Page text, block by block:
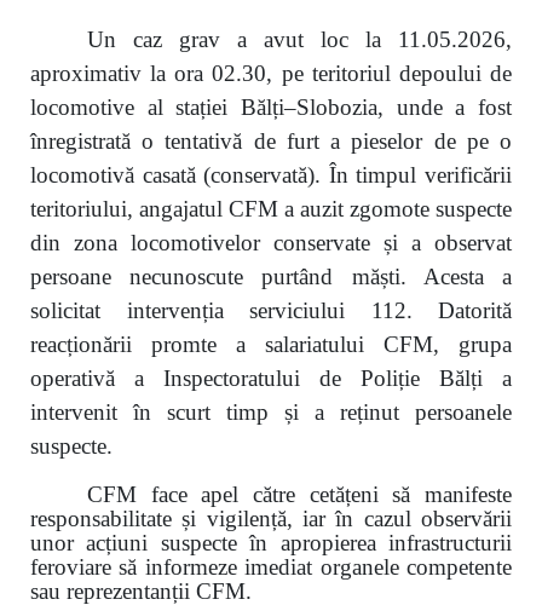
Un caz grav a avut loc la 11.05.2026,
aproximativ la ora 02.30, pe teritoriul depoului de
locomotive al stației Bălți–Slobozia, unde a fost
înregistrată o tentativă de furt a pieselor de pe o
locomotivă casată (conservată). În timpul verificării
teritoriului, angajatul CFM a auzit zgomote suspecte
din zona locomotivelor conservate și a observat
persoane necunoscute purtând măști. Acesta a
solicitat intervenția serviciului 112. Datorită
reacționării promte a salariatului CFM, grupa
operativă a Inspectoratului de Poliție Bălți a
intervenit în scurt timp și a reținut persoanele
suspecte.
CFM face apel către cetățeni să manifeste
responsabilitate și vigilență, iar în cazul observării
unor acțiuni suspecte în apropierea infrastructurii
feroviare să informeze imediat organele competente
sau reprezentanții CFM.